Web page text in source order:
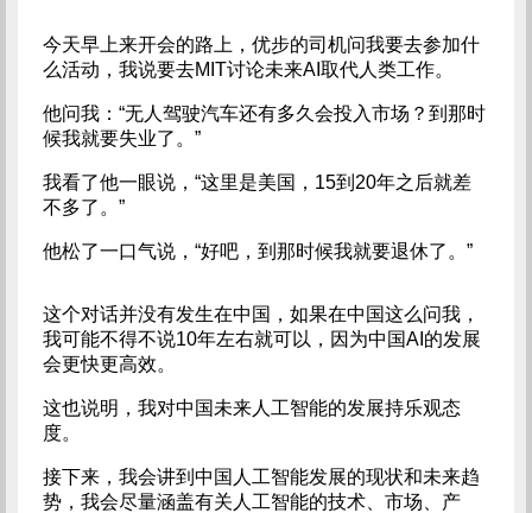
今天早上来开会的路上，优步的司机问我要去参加什
么活动，我说要去MIT讨论未来AI取代人类工作。
他问我：“无人驾驶汽车还有多久会投入市场？到那时
候我就要失业了。”
我看了他一眼说，“这里是美国，15到20年之后就差
不多了。”
他松了一口气说，“好吧，到那时候我就要退休了。”
这个对话并没有发生在中国，如果在中国这么问我，
我可能不得不说10年左右就可以，因为中国AI的发展
会更快更高效。
这也说明，我对中国未来人工智能的发展持乐观态
度。
接下来，我会讲到中国人工智能发展的现状和未来趋
势，我会尽量涵盖有关人工智能的技术、市场、产